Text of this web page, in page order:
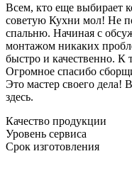
Всем, кто еще выбирает
советую Кухни мол! Не
спальню. Начиная с
монтажом никаких
быстро и качественно. К
Огромное спасибо
Это мастер своего дела!
здесь.
Качество продукции
Уровень сервиса
Срок изготовления